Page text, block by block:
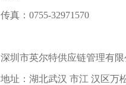
传真：0755-32971570
深圳市英尔特供应链管理有限
地址：湖北武汉 市江 汉区万